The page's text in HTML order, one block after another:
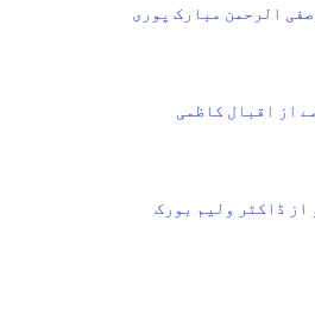
الرحمن مبارک پوری
از ڈاکٹر ولیم بورک